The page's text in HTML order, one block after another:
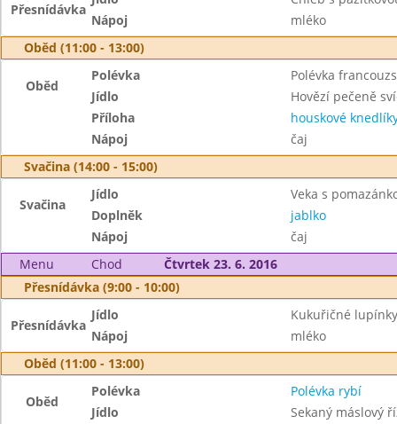
Přesnídávka
Nápoj
mléko
Oběd (11:00 - 13:00)
Oběd
Polévka
Polévka
Jídlo
Hovězí pečeně
Příloha
houskové
Nápoj
čaj
Svačina (14:00 - 15:00)
Svačina
Jídlo
Veka s
Doplněk
jablko
Nápoj
čaj
Menu
Chod
Čtvrtek 23. 6. 2016
Přesnídávka (9:00 - 10:00)
Přesnídávka
Jídlo
Kukuřičné lupínky
Nápoj
mléko
Oběd (11:00 - 13:00)
Oběd
Polévka
Polévka rybí
Jídlo
Sekaný máslový